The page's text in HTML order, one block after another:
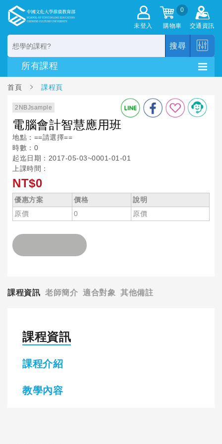
未登入
0
購物車 交通資訊
搜尋
首頁 課程頁
2NBJsample
電腦會計智慧應用班
地點：==請選擇==
時數：0
起迄日期：2017-05-03~0001-01-01
上課時間：
NT$0
優惠方案 價格
說明
原價
0 原價
課程資訊 老師簡介 適合對象 其他備註
課程資訊
課程介紹
教學內容